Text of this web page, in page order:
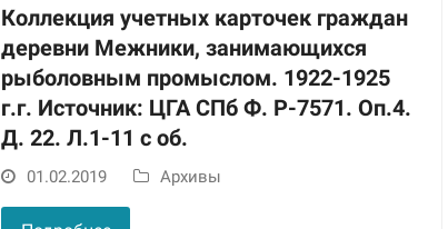
Коллекция учетных карточек граждан
деревни Межники, занимающихся
рыболовным промыслом. 1922-1925
г.г. Источник: ЦГА СПб Ф. Р-7571. Оп.4.
Д. 22. Л.1-11 с об.
01.02.2019 Архивы